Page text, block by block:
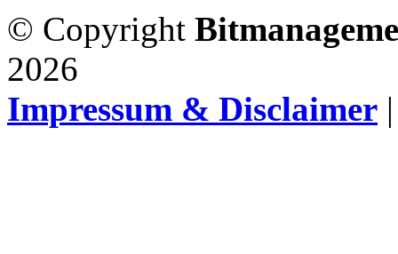
© Copyright
2026
Impressum & Disclaimer